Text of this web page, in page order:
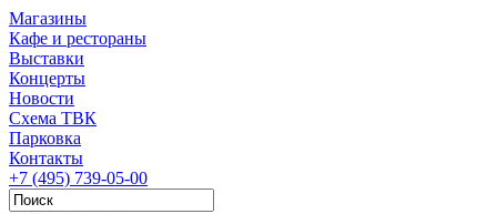
Магазины
Кафе и рестораны
Выставки
Концерты
Новости
Схема ТВК
Парковка
Контакты
+7 (495) 739-05-00